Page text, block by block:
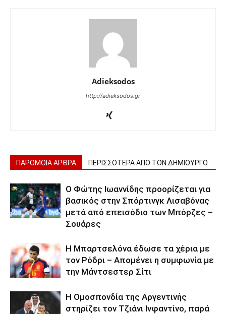
Adieksodos
http://adieksodos.gr
ΠΑΡΟΜΟΙΑ ΑΡΘΡΑ ΠΕΡΙΣΣΟΤΕΡΑ ΑΠΟ ΤΟΝ ΔΗΜΙΟΥΡΓΟ
Ο Φώτης Ιωαννίδης προορίζεται για
βασικός στην Σπόρτινγκ Λισαβόνας
μετά από επεισόδιο των Μπόρζες –
Σουάρες
Η Μπαρτσελόνα έδωσε τα χέρια με
τον Ρόδρι – Απομένει η συμφωνία με
την Μάντσεστερ Σίτι
Η Ομοσπονδία της Αργεντινής
στηρίζει τον Τζιάνι Ινφαντίνο, παρά